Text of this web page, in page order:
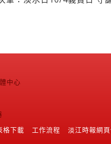
中心
格下載 工作流程 淡江時報網